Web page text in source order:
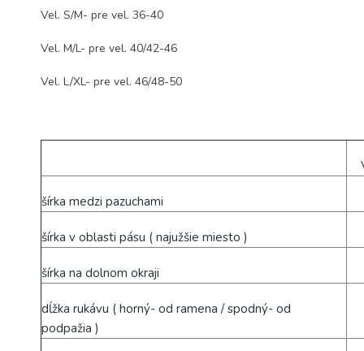
Vel. S/M- pre vel. 36-40
Vel. M/L- pre vel. 40/42-46
Vel. L/XL- pre vel. 46/48-50
šírka medzi pazuchami
šírka v oblasti pásu ( najužšie miesto )
šírka na dolnom okraji
dĺžka rukávu ( horný- od ramena / spodný- od
podpažia )